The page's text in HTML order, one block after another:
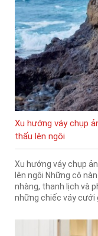
Xu hướng váy chụp
thấu lên ngôi
Xu hướng váy chụp
lên ngôi Những cô
nhàng, thanh lịch và
những chiếc váy cưới